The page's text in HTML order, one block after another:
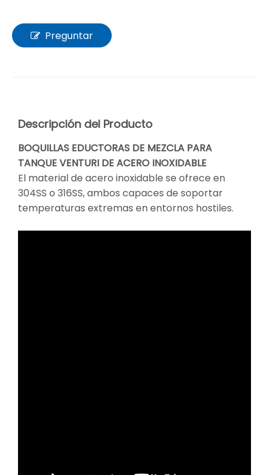
Preguntar
Descripción del Producto
BOQUILLAS EDUCTORAS DE MEZCLA PARA
TANQUE VENTURI DE ACERO INOXIDABLE
El material de acero inoxidable se ofrece en
304SS o 316SS, ambos capaces de soportar
temperaturas extremas en entornos hostiles.